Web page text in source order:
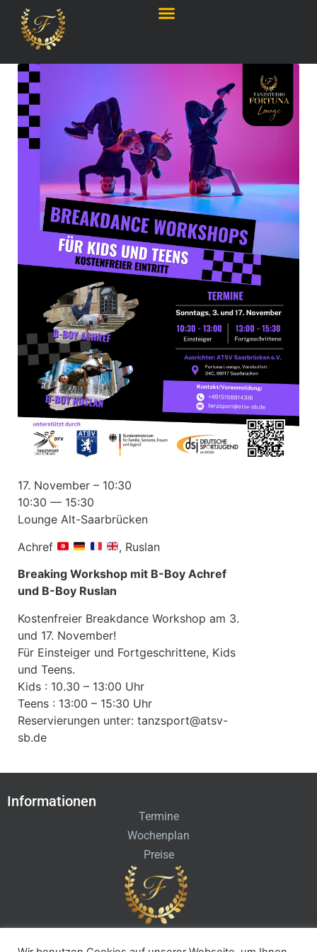
Breaking Workshop mit B-Boy Achref
und B-Boy Ruslan
Kostenfreier Breakdance Workshop am 3.
und 17. November!
Für Einsteiger und Fortgeschrittene, Kids
und Teens.
Kids : 10.30 – 13:00 Uhr
Teens : 13:00 – 15:30 Uhr
Reservierungen unter: tanzsport@atsv-
sb.de
17. November – 10:30
10:30 — 15:30
Lounge Alt-Saarbrücken
Achref
, Ruslan
Informationen
Termine
Wochenplan
Preise